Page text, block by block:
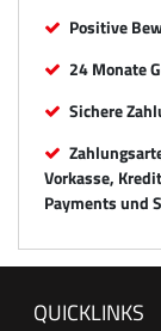
Positive
24 Monate
Sichere
Vorkasse,
Payments und
QUICKLINKS